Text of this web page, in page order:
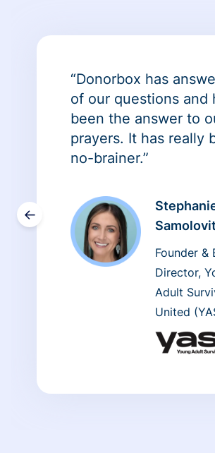
←
“Donorbox has
of our questions and
been the answer to
prayers. It has really
no-brainer.”
Founder &
Director,
Adult
United